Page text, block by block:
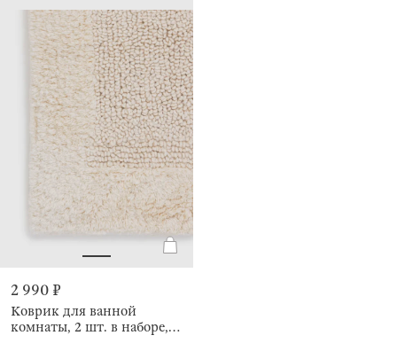
2 990 ₽
Коврик для ванной
комнаты, 2 шт. в наборе,